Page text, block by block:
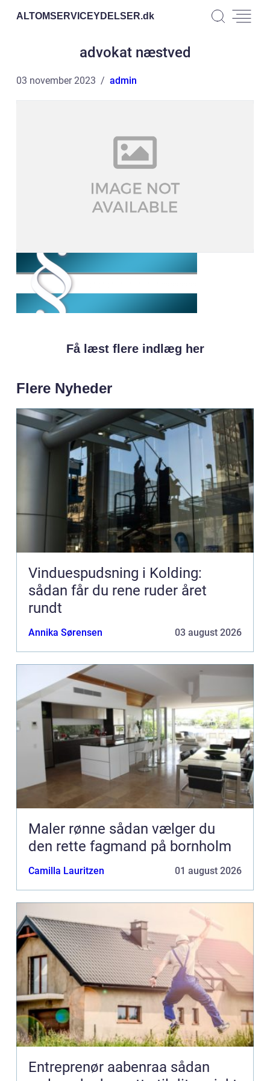
ALTOMSERVICEYDELSER.dk
advokat næstved
03 november 2023 admin
Få læst flere indlæg her
Flere Nyheder
Vinduespudsning i Kolding:
sådan får du rene ruder året
rundt
Annika Sørensen 03 august 2026
Maler rønne sådan vælger du
den rette fagmand på bornholm
Camilla Lauritzen 01 august 2026
Entreprenør aabenraa sådan